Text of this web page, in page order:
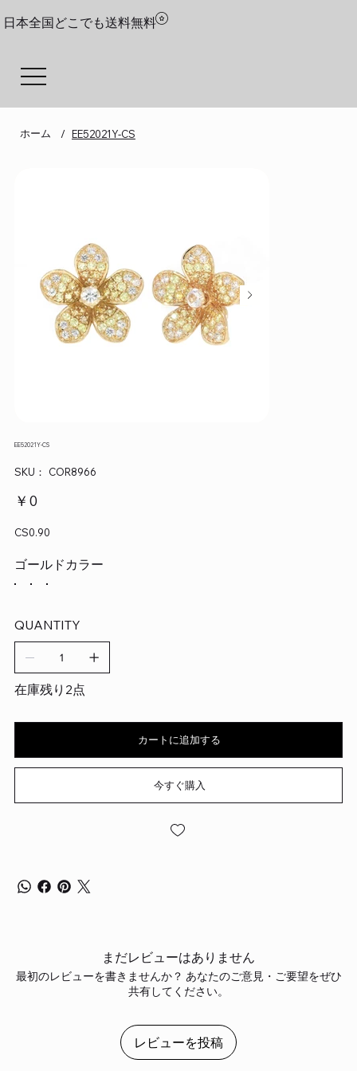
日本全国どこでも送料無料
ホーム / EE52021Y-CS
EE52021Y-CS
SKU：
SKU：
COR8966
価
格
￥0
CS0.90
ゴールドカラー
QUANTITY
在庫残り2点
カートに追加する
今すぐ購入
まだレビューはありません
最初のレビューを書きませんか？ あなたのご意見・ご要望をぜひ
共有してください。
レビューを投稿